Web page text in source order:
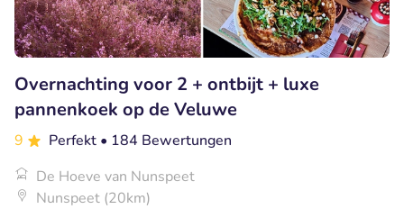
Overnachting voor 2 + ontbijt + luxe
pannenkoek op de Veluwe
9 Perfekt • 184 Bewertungen
De Hoeve van Nunspeet
Nunspeet (20km)